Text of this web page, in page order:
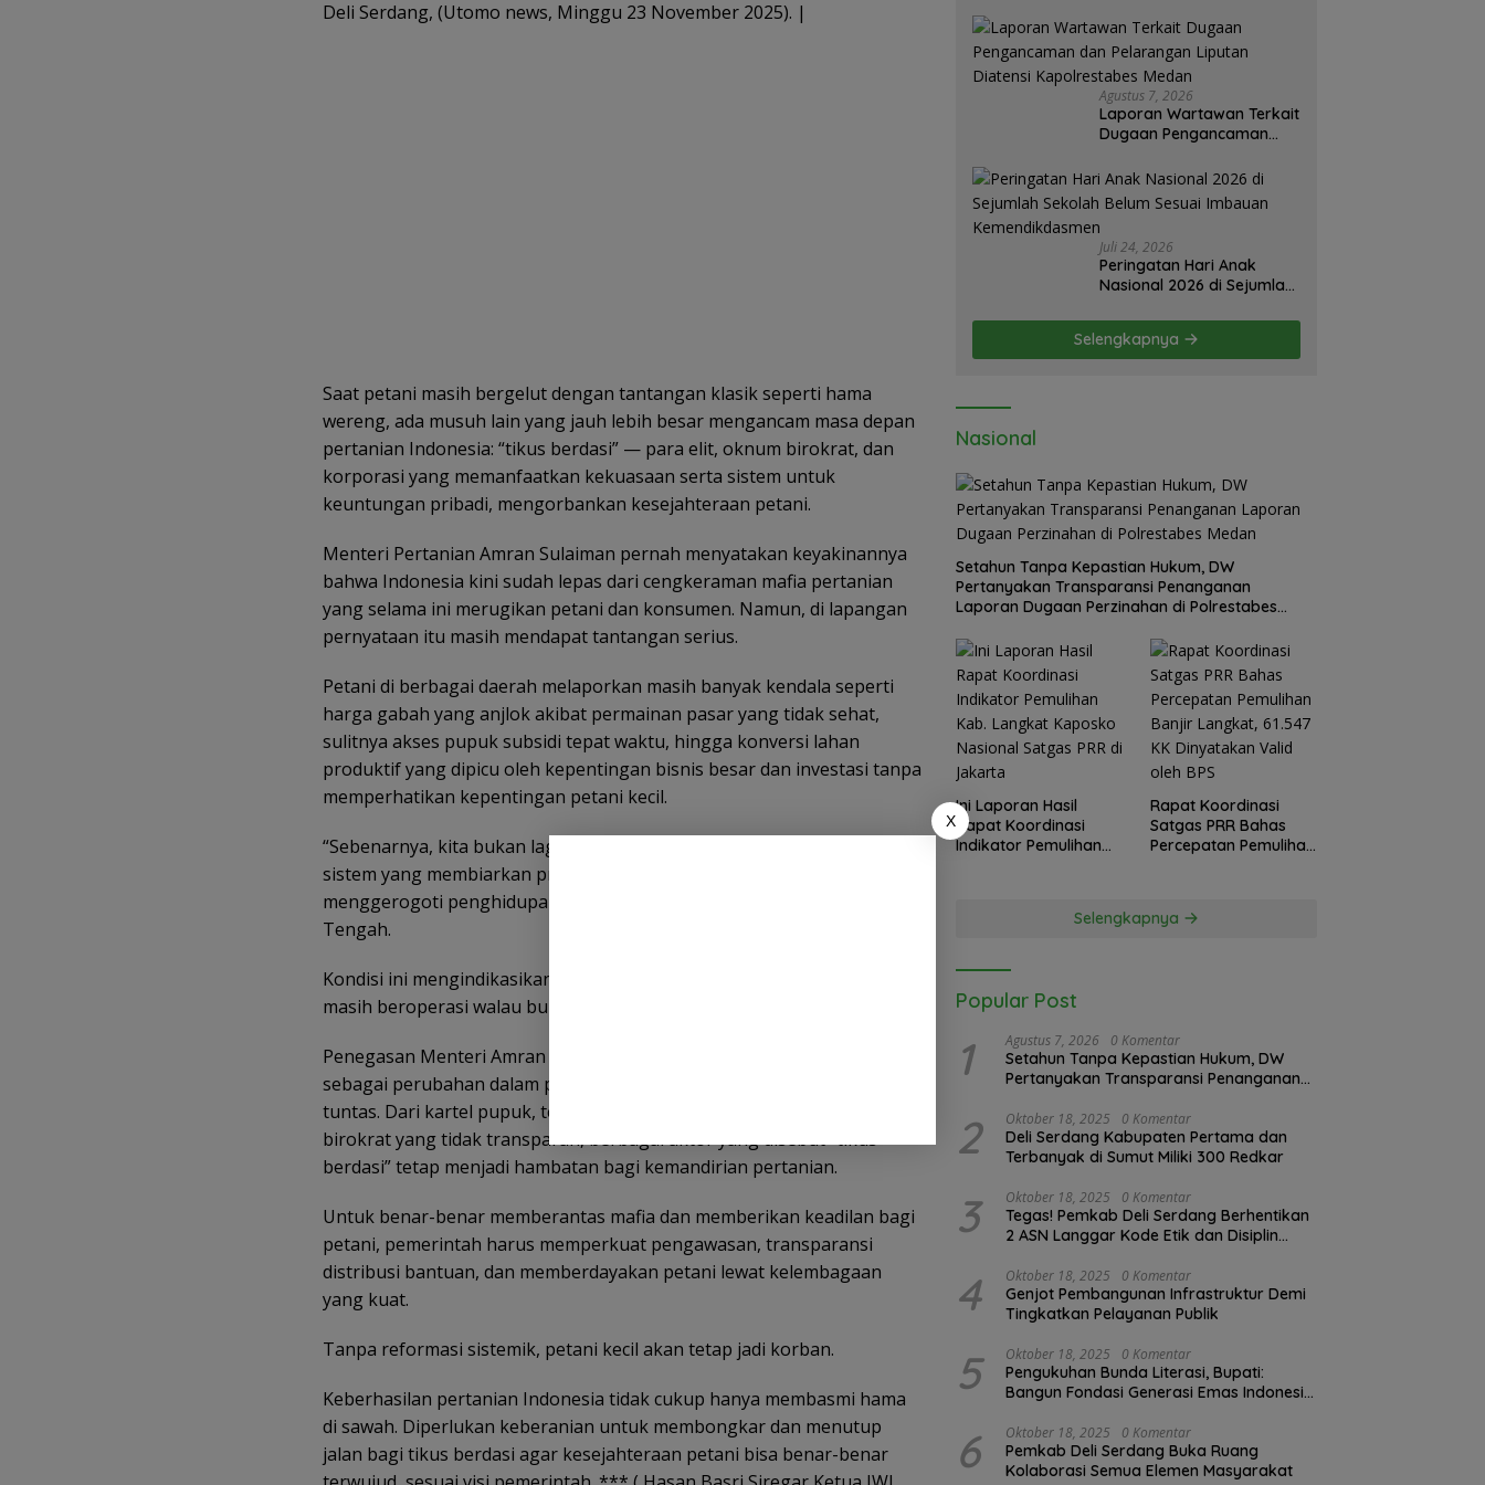
o A
Deli Serdang, (Utomo news, Minggu 23 November 2025). |
Saat petani masih bergelut dengan tantangan klasik seperti hama
wereng, ada musuh lain yang jauh lebih besar mengancam masa depan
pertanian Indonesia: “tikus berdasi” — para elit, oknum birokrat, dan
korporasi yang memanfaatkan kekuasaan serta sistem untuk
keuntungan pribadi, mengorbankan kesejahteraan petani.
Menteri Pertanian Amran Sulaiman pernah menyatakan keyakinannya
bahwa Indonesia kini sudah lepas dari cengkeraman mafia pertanian
yang selama ini merugikan petani dan konsumen. Namun, di lapangan
pernyataan itu masih mendapat tantangan serius.
Petani di berbagai daerah melaporkan masih banyak kendala seperti
harga gabah yang anjlok akibat permainan pasar yang tidak sehat,
sulitnya akses pupuk subsidi tepat waktu, hingga konversi lahan
produktif yang dipicu oleh kepentingan bisnis besar dan investasi tanpa
memperhatikan kepentingan petani kecil.
“Sebenarnya, kita bukan lagi melawan hama wereng, tapi melawan
sistem yang membiarkan praktik-praktik koruptif dan monopoli
menggerogoti penghidupan kami,” keluh seorang petani di Jawa
Tengah.
Kondisi ini mengindikasikan bahwa “mafia pertanian” dalam bentuk lain
masih beroperasi walau bukan dalam cara yang kasat mata.
Penegasan Menteri Amran soal bebas mafia juga perlu dipandang
sebagai perubahan dalam pola dan pemain, bukan berarti masalah
tuntas. Dari kartel pupuk, tengkulak yang memonopoli harga, hingga
birokrat yang tidak transparan, berbagai aktor yang disebut “tikus
berdasi” tetap menjadi hambatan bagi kemandirian pertanian.
Untuk benar-benar memberantas mafia dan memberikan keadilan bagi
petani, pemerintah harus memperkuat pengawasan, transparansi
distribusi bantuan, dan memberdayakan petani lewat kelembagaan
yang kuat.
Tanpa reformasi sistemik, petani kecil akan tetap jadi korban.
Keberhasilan pertanian Indonesia tidak cukup hanya membasmi hama
di sawah. Diperlukan keberanian untuk membongkar dan menutup
jalan bagi tikus berdasi agar kesejahteraan petani bisa benar-benar
Agustus 7, 2026
Laporan Wartawan Terkait
Dugaan Pengancaman
Diatensi Kapolrestabes
Medan
Juli 24, 2026
Peringatan Hari Anak
Nasional 2026 di Sejumlah
Imbauan
Kemendikdasmen
Selengkapnya
Nasional
Setahun Tanpa Kepastian Hukum, DW
Pertanyakan Transparansi Penanganan
Laporan Dugaan Perzinahan di Polrestabes
Ini Laporan Hasil
Rapat Koordinasi
Indikator Pemulihan
Rapat Koordinasi
Satgas PRR Bahas
Percepatan Pemulihan
Selengkapnya
Popular Post
1 Agustus 7, 2026 0 Komentar
Setahun Tanpa Kepastian Hukum, DW
Pertanyakan Transparansi Penanganan
Polrestabes Medan
2 Oktober 18, 2025 0 Komentar
Deli Serdang Kabupaten Pertama dan
Terbanyak di Sumut Miliki 300 Redkar
3 Oktober 18, 2025 0 Komentar
Tegas! Pemkab Deli Serdang Berhentikan
2 ASN Langgar Kode Etik dan Disiplin
4 Oktober 18, 2025 0 Komentar
Genjot Pembangunan Infrastruktur Demi
Tingkatkan Pelayanan Publik
5 Oktober 18, 2025 0 Komentar
Pengukuhan Bunda Literasi, Bupati:
Bangun Fondasi Generasi Emas Indonesia
6 Oktober 18, 2025 0 Komentar
Pemkab Deli Serdang Buka Ruang
Kolaborasi Semua Elemen Masyarakat
X